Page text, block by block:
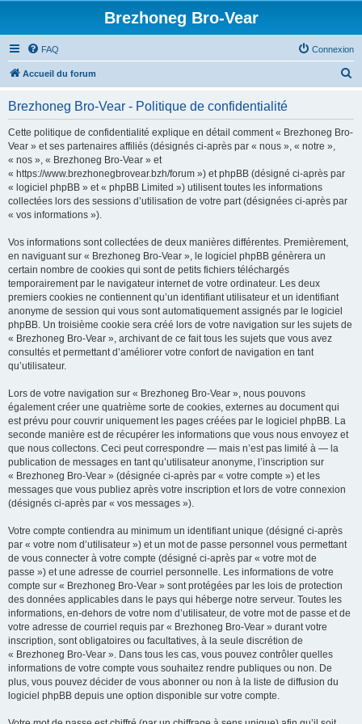
Brezhoneg Bro-Vear
FAQ Connexion
Accueil du forum
Brezhoneg Bro-Vear - Politique de confidentialité
Cette politique de confidentialité explique en détail comment « Brezhoneg Bro-
Vear » et ses partenaires affiliés (désignés ci-après par « nous », « notre »,
« nos », « Brezhoneg Bro-Vear » et
« https://www.brezhonegbrovear.bzh/forum ») et phpBB (désigné ci-après par
« logiciel phpBB » et « phpBB Limited ») utilisent toutes les informations
collectées lors des sessions d’utilisation de votre part (désignées ci-après par
« vos informations »).
Vos informations sont collectées de deux manières différentes. Premièrement,
en naviguant sur « Brezhoneg Bro-Vear », le logiciel phpBB génèrera un
certain nombre de cookies qui sont de petits fichiers téléchargés
temporairement par le navigateur internet de votre ordinateur. Les deux
premiers cookies ne contiennent qu’un identifiant utilisateur et un identifiant
anonyme de session qui vous sont automatiquement assignés par le logiciel
phpBB. Un troisième cookie sera créé lors de votre navigation sur les sujets de
« Brezhoneg Bro-Vear », archivant de ce fait tous les sujets que vous avez
consultés et permettant d’améliorer votre confort de navigation en tant
qu’utilisateur.
Lors de votre navigation sur « Brezhoneg Bro-Vear », nous pouvons
également créer une quatrième sorte de cookies, externes au document qui
est prévu pour couvrir uniquement les pages créées par le logiciel phpBB. La
seconde manière est de récupérer les informations que vous nous envoyez et
que nous collectons. Ceci peut correspondre — mais n’est pas limité à — la
publication de messages en tant qu’utilisateur anonyme, l’inscription sur
« Brezhoneg Bro-Vear » (désignée ci-après par « votre compte ») et les
messages que vous publiez après votre inscription et lors de votre connexion
(désignés ci-après par « vos messages »).
Votre compte contiendra au minimum un identifiant unique (désigné ci-après
par « votre nom d’utilisateur ») et un mot de passe personnel vous permettant
de vous connecter à votre compte (désigné ci-après par « votre mot de
passe ») et une adresse de courriel personnelle. Les informations de votre
compte sur « Brezhoneg Bro-Vear » sont protégées par les lois de protection
des données applicables dans le pays qui héberge notre serveur. Toutes les
informations, en-dehors de votre nom d’utilisateur, de votre mot de passe et de
votre adresse de courriel requis par « Brezhoneg Bro-Vear » durant votre
inscription, sont obligatoires ou facultatives, à la seule discrétion de
« Brezhoneg Bro-Vear ». Dans tous les cas, vous pouvez contrôler quelles
informations de votre compte vous souhaitez rendre publiques ou non. De
plus, vous pouvez décider de vous abonner ou non à la liste de diffusion du
logiciel phpBB depuis une option disponible sur votre compte.